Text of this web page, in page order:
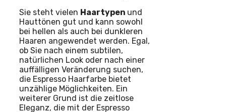
Sie steht vielen Haartypen und
Hauttönen gut und kann sowohl
bei hellen als auch bei dunkleren
Haaren angewendet werden. Egal,
ob Sie nach einem subtilen,
natürlichen Look oder nach einer
auffälligen Veränderung suchen,
die Espresso Haarfarbe bietet
unzählige Möglichkeiten. Ein
weiterer Grund ist die zeitlose
Eleganz, die mit der Espresso